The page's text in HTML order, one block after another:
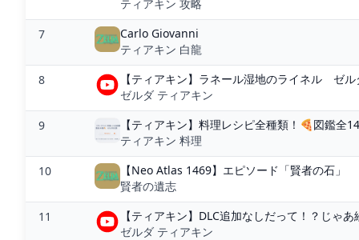
ティアキン 攻略
7
Carlo Giovanni
ティアキン 白龍
8
【ティアキン】ラネール湿地のライネル ゼ
ゼルダ ティアキン
9
【ティアキン】料理レシピ全種類！🍕図鑑
ティアキン 料理
10
【Neo Atlas 1469】エピソード「賢者の石」
賢者の遺志
11
【ティアキン】DLC追加なしだって！？じゃ
ゼルダ ティアキン